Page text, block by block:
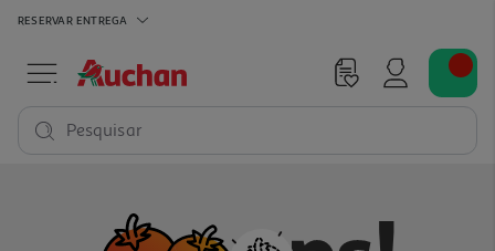
RESERVAR ENTREGA
Pesquisar